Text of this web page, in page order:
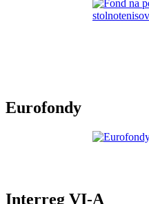
Eurofondy
Interreg VI-A